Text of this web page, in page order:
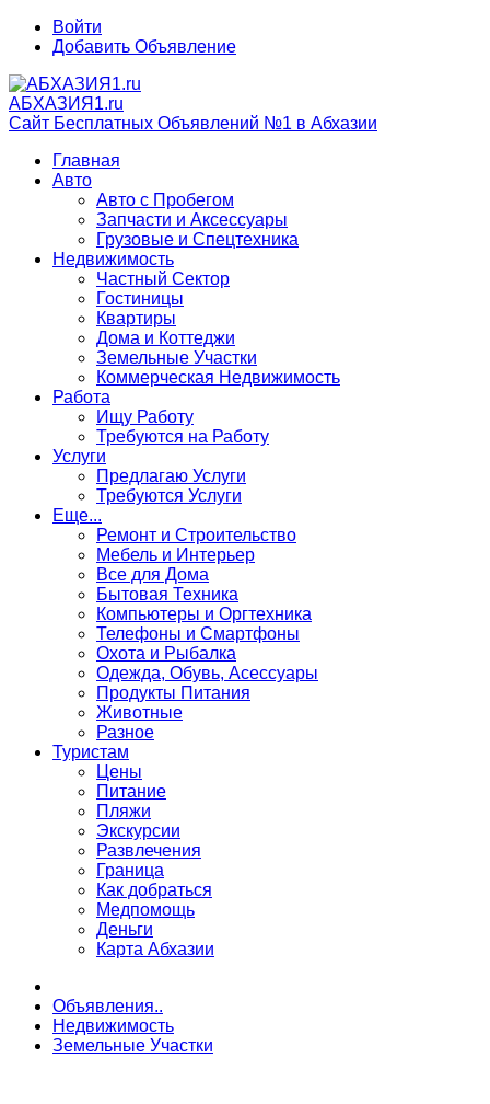
Войти
Добавить Объявление
АБХАЗИЯ1.ru
Сайт Бесплатных Объявлений №1 в Абхазии
Главная
Авто
Авто с Пробегом
Запчасти и Аксессуары
Грузовые и Спецтехника
Недвижимость
Частный Сектор
Гостиницы
Квартиры
Дома и Коттеджи
Земельные Участки
Коммерческая Недвижимость
Работа
Ищу Работу
Требуются на Работу
Услуги
Предлагаю Услуги
Требуются Услуги
Еще...
Ремонт и Строительство
Мебель и Интерьер
Все для Дома
Бытовая Техника
Компьютеры и Оргтехника
Телефоны и Смартфоны
Охота и Рыбалка
Одежда, Обувь, Асессуары
Продукты Питания
Животные
Разное
Туристам
Цены
Питание
Пляжи
Экскурсии
Развлечения
Граница
Как добраться
Медпомощь
Деньги
Карта Абхазии
Объявления..
Недвижимость
Земельные Участки